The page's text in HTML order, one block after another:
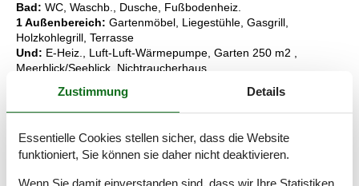
Bad: WC, Waschb., Dusche, Fußbodenheiz.
1 Außenbereich: Gartenmöbel, Liegestühle, Gasgrill,
Holzkohlegrill, Terrasse
Und: E-Heiz., Luft-Luft-Wärmepumpe, Garten 250 m2 ,
Meerblick/Seeblick, Nichtraucherhaus
Schlüsselinformationen
Das Ferienhaus steht Ihnen am Anreisetag ab 16:00 Uhr zur
Die Schlüsselübergabe findet am Haus statt.
Dieses Haus ist Smart-Lock-fähig
Zustimmung Details
Essentielle Cookies stellen sicher, dass die Website
funktioniert, Sie können sie daher nicht deaktivieren.